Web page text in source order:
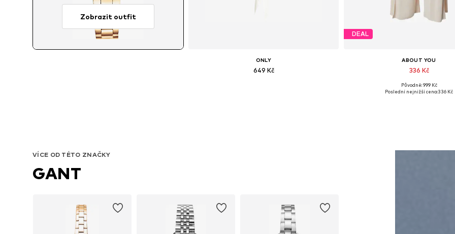
Zobrazit outfit
ONLY
649 Kč
DEAL
ABOUT YOU
336 Kč
Dostupné velikosti: 36, 38, 40
Původně: 999 Kč
Poslední nejnižší cena:336 Kč
VÍCE OD TÉTO ZNAČKY
GANT